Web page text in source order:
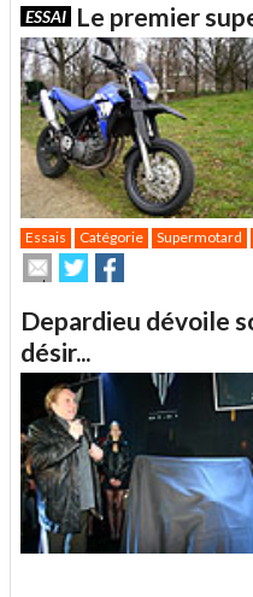
ESSAI Le premier
Essais Catégorie Supermotard
Envoyer
cet
à
un
ami
Partager
sur
sur
Depardieu dévoile
désir...